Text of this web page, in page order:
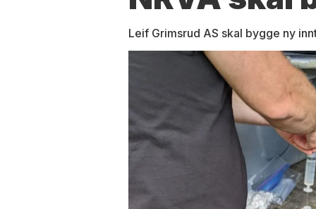
Leif Grimsrud AS skal bygge ny